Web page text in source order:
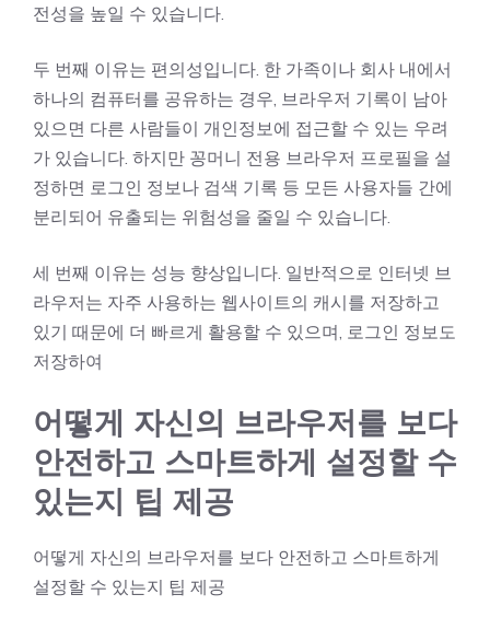
전성을 높일 수 있습니다.
두 번째 이유는 편의성입니다. 한 가족이나 회사 내에서
하나의 컴퓨터를 공유하는 경우, 브라우저 기록이 남아
있으면 다른 사람들이 개인정보에 접근할 수 있는 우려
가 있습니다. 하지만 꽁머니 전용 브라우저 프로필을 설
정하면 로그인 정보나 검색 기록 등 모든 사용자들 간에
분리되어 유출되는 위험성을 줄일 수 있습니다.
세 번째 이유는 성능 향상입니다. 일반적으로 인터넷 브
라우저는 자주 사용하는 웹사이트의 캐시를 저장하고
있기 때문에 더 빠르게 활용할 수 있으며, 로그인 정보도
저장하여
어떻게 자신의 브라우저를 보다
안전하고 스마트하게 설정할 수
있는지 팁 제공
어떻게 자신의 브라우저를 보다 안전하고 스마트하게
설정할 수 있는지 팁 제공